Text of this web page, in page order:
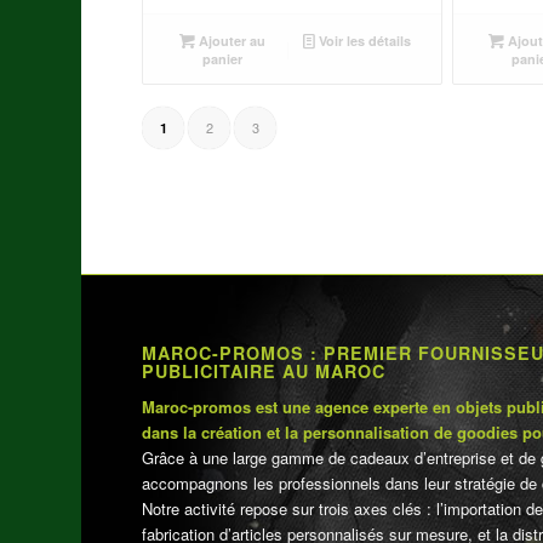
initial
actuel
Ajouter au
panier
Voir les détails
1 2 3
MAROC-PROMOS : PREMIER
PUBLICITAIRE AU MAROC
Maroc-promos est une agence experte en objets
dans la création et la personnalisation de goodies
Grâce à une large gamme de cadeaux d’entreprise et
accompagnons les professionnels dans leur stratégie de
Notre activité repose sur trois axes clés : l’importation
fabrication d’articles personnalisés sur mesure, et la